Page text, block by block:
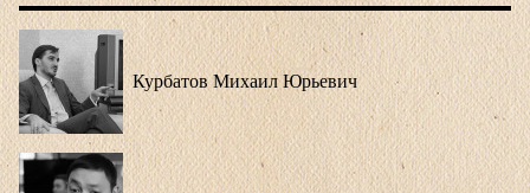
Курбатов Михаил Юрьевич